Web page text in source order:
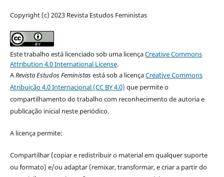
Copyright (c) 2023 Revista Estudos Feministas
Este trabalho está licenciado sob uma licençaCreative Commons
Attribution 4.0 International License.
ARevista Estudos Feministasestá sob a licençaCreative Commons
Atribuição 4.0 Internacional (CC BY 4.0) que permite o
compartilhamento do trabalho com reconhecimento de autoria e
publicação inicial neste periódico.
A licença permite:
Compartilhar (copiar e redistribuir o material em qualquer suporte
ou formato) e/ou adaptar (remixar, transformar, e criar a partir do